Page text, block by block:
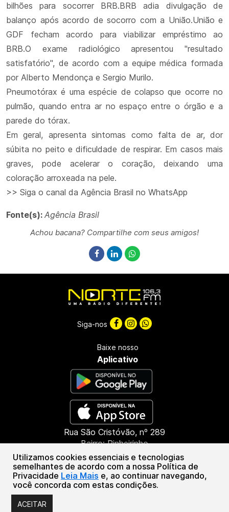
bilhões para socorrer BRB.BRB adia divulgação de
balanço após acordo de socorro com a União.União e
GDF fecham acordo para viabilizar empréstimo ao
BRB.O exame radiológico apresentou "resultado
satisfatório", de acordo com a equipe médica formada
por Alberto Mendonça e Sergio Murilo.
Pneumotórax é uma espécie de colapso que ocorre no
pulmão, quando entra ar no espaço entre o órgão e a
parede do tórax.
Em geral, apresenta sintomas como falta de ar, dor
súbita no peito e dificuldade de respirar. Em casos mais
graves, pode acelerar o coração, deixando uma
coloração arroxeada na pele.
>> Siga o canal da Agência Brasil no WhatsApp
Fonte(s): Agência Brasil
Achou bacana? Compartilhe com seus amigos!
Utilizamos cookies essenciais e tecnologias
semelhantes de acordo com a nossa Política de
Privacidade Leia Mais e, ao continuar navegando,
você concorda com estas condições.
ACEITAR
Rua São Cristóvão, nº 289
Bairro: Pinheirinho
CEP: 85603-660
Francisco Beltrão - PR
(46) 3151-1388
Siga-nos
Baixe nosso
Aplicativo
Associação de Radiofusão Marrecas | CNPJ: 46.294.601/0001-55